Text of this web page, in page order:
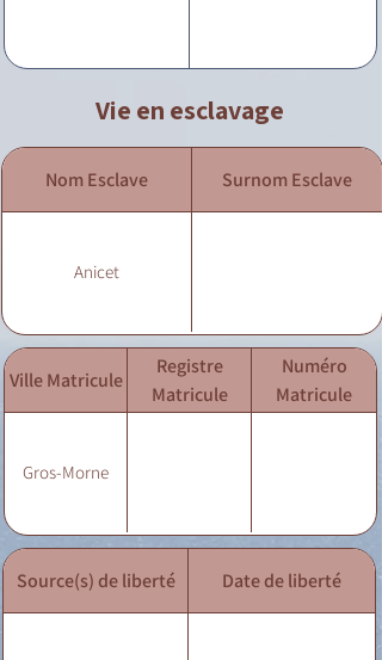
Vie en esclavage
Nom Esclave Surnom Esclave
Anicet
Ville Matricule
Registre
Matricule
Numéro
Matricule
Gros-Morne
Source(s) de liberté Date de liberté